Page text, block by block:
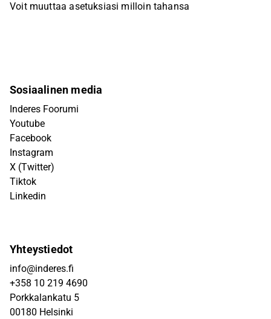
Voit muuttaa asetuksiasi milloin tahansa
Sosiaalinen media
Inderes Foorumi
Youtube
Facebook
Instagram
X (Twitter)
Tiktok
Linkedin
Yhteystiedot
info@inderes.fi
+358 10 219 4690
Porkkalankatu 5
00180 Helsinki